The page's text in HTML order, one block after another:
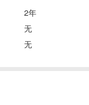
2年
无
无